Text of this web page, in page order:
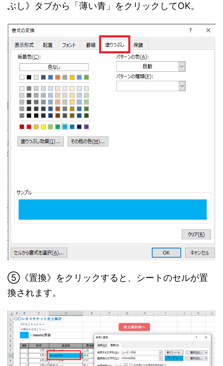
ぶし》タブから「薄い青」をクリックしてOK。
⑤《置換》をクリックすると、シートのセルが置
換されます。